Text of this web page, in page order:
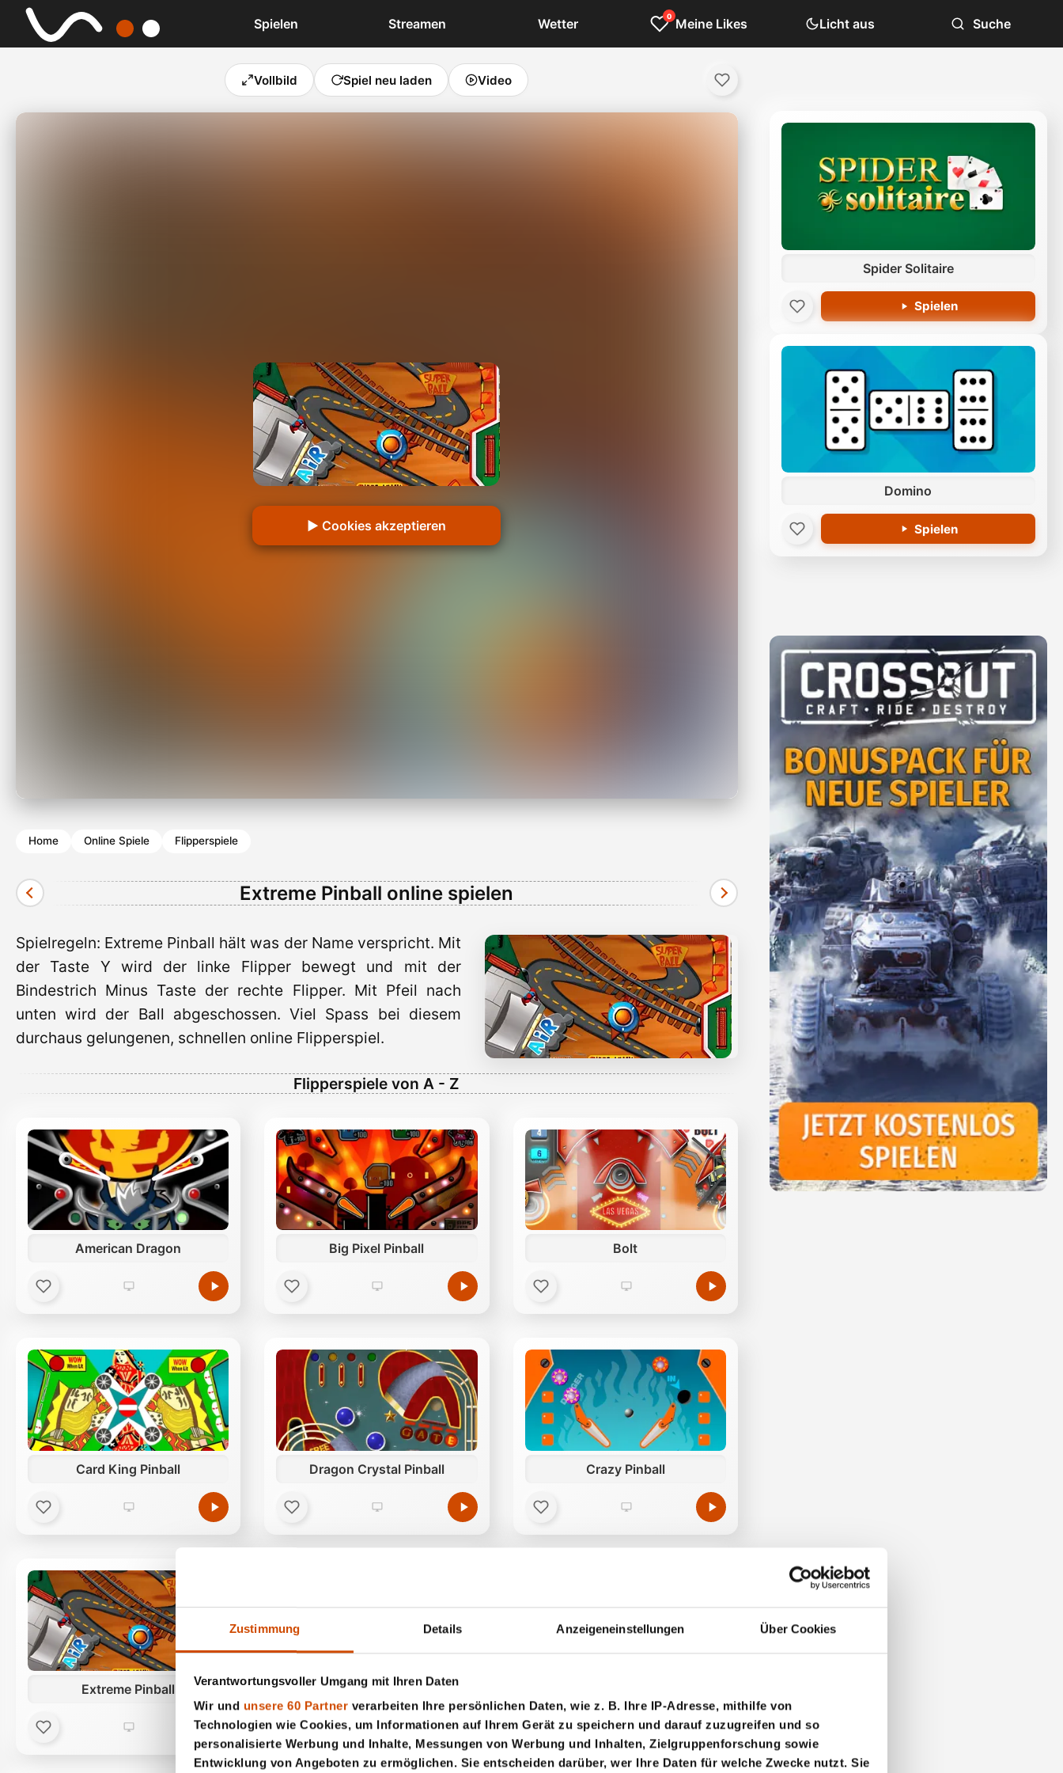
Zustimmung Details Anzeigeneinstellungen Über Cookies
Verantwortungsvoller Umgang mit Ihren Daten
Wir und unsere 60 Partner verarbeiten Ihre persönlichen Daten, wie z. B. Ihre IP-Adresse, mithilfe von
Technologien wie Cookies, um Informationen auf Ihrem Gerät zu speichern und darauf zuzugreifen und so
personalisierte Werbung und Inhalte, Messungen von Werbung und Inhalten, Zielgruppenforschung sowie
Entwicklung von Angeboten zu ermöglichen. Sie entscheiden darüber, wer Ihre Daten für welche Zwecke nutzt. Sie
Spielen Streamen Wetter 0 Meine Likes Licht aus Suche
Home Online Spiele Flipperspiele
Extreme Pinball online spielen
Spielregeln: Extreme Pinball hält was der Name verspricht. Mit
der Taste Y wird der linke Flipper bewegt und mit der
Bindestrich Minus Taste der rechte Flipper. Mit Pfeil nach
unten wird der Ball abgeschossen. Viel Spass bei diesem
durchaus gelungenen, schnellen online Flipperspiel.
Vollbild Spiel neu laden Video
▶ Cookies akzeptieren
Flipperspiele von A - Z
American Dragon Big Pixel Pinball Bolt
Card King Pinball Dragon Crystal Pinball Crazy Pinball
Extreme Pinball Firefighter Pinball
Spider Solitaire
Spielen
Domino
Spielen